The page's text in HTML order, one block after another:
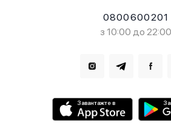
0800600201
з 10:00 до 22:00
Завантажте в